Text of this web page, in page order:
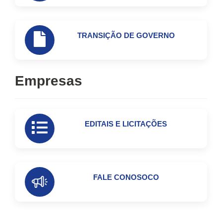
TRANSIÇÃO DE GOVERNO
Empresas
EDITAIS E LICITAÇÕES
FALE CONOSOCO